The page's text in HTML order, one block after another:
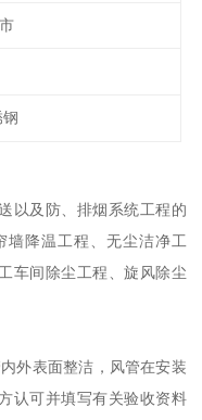
以及防、排烟系统工程的
墙降温工程、无尘洁净工
车间除尘工程、旋风除尘
外表面整洁，风管在安装
认可并填写有关验收资料